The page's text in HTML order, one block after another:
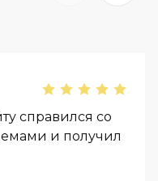
справился со
и получил